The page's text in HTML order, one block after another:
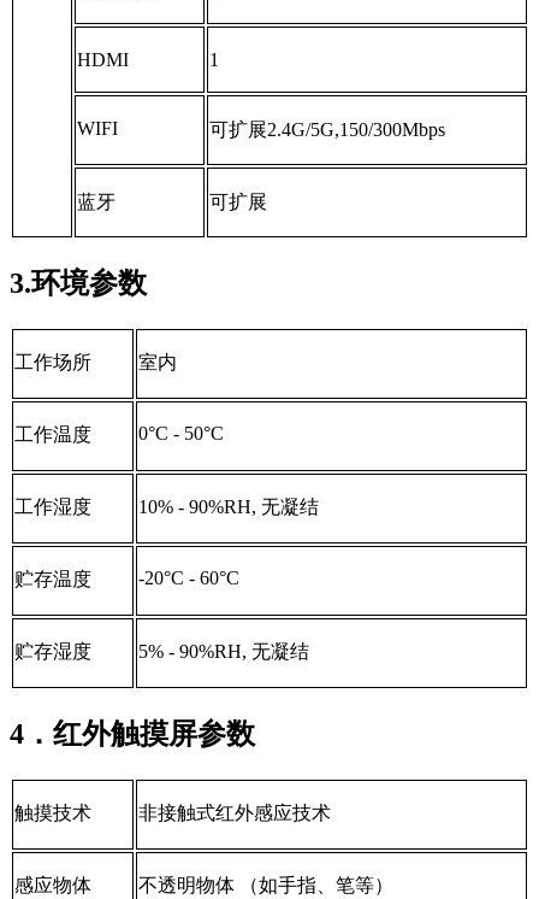
HDMI 1
WIFI 可扩展2.4G/5G,150/300Mbps
蓝牙 可扩展
3.环境参数
工作场所 室内
工作温度 0°C - 50°C
工作湿度 10% - 90%RH,无凝结
贮存温度 -20°C - 60°C
贮存湿度 5% - 90%RH,无凝结
4．红外触摸屏参数
触摸技术 非接触式红外感应技术
感应物体 不透明物体 （如手指、笔等）